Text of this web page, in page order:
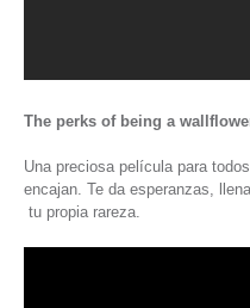
The perks of being a
Una preciosa película para
encajan. Te da esperanzas,
tu propia rareza.